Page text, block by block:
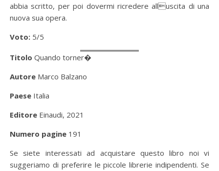
abbia scritto, per poi dovermi ricredere alluscita di una
nuova sua opera.
Voto: 5/5
Titolo Quando torner�
Autore Marco Balzano
Paese Italia
Editore Einaudi, 2021
Numero pagine 191
Se siete interessati ad acquistare questo libro noi vi
suggeriamo di preferire le piccole librerie indipendenti. Se